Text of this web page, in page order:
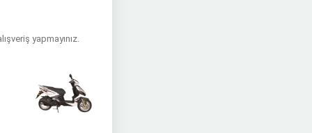
yapmayınız.